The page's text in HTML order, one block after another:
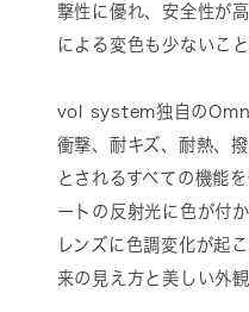
撃性に優れ、安全性が
による変色も少ないこ
vol system独自の
衝撃、耐キズ、耐熱、
とされるすべての機能
ートの反射光に色が付
レンズに色調変化が起
来の見え方と美しい外